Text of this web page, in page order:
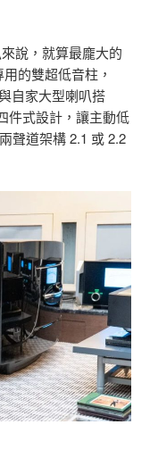
說，就算最龐大的
的雙超低音柱，
自家大型喇叭搭
件式設計，讓主動低
聲道架構 2.1 或 2.2